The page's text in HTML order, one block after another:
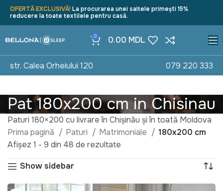
OFERTĂ EXCLUSIVĂ!La procurarea unei saltele primești 15%
reducere la toate textilele pentru casă.
0 0.00 MDL
str. Calea Orheiului 120 079 220 333
Pat 180x200 cm in Chisinau
Paturi 180×200 cu livrare în Chișinău și în toată Moldova
Prima pagină
Paturi Matrimoniale
180x200 cm
Afișez 1 - 9 din 48 de rezultate
Show sidebar